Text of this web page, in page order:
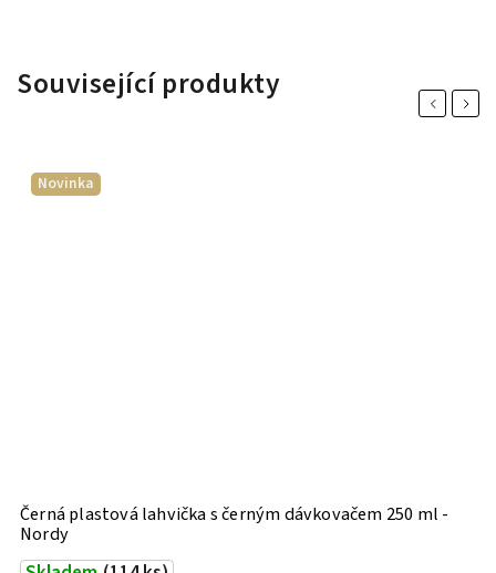
Související produkty Previous
Novinka
Černá plastová lahvička s černým dávkovačem 250 ml -
Nordy
Next